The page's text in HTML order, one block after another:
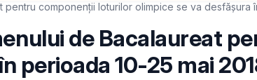
componenţii loturilor olimpice se va desfășura
de Bacalaureat
perioada 10-25 mai